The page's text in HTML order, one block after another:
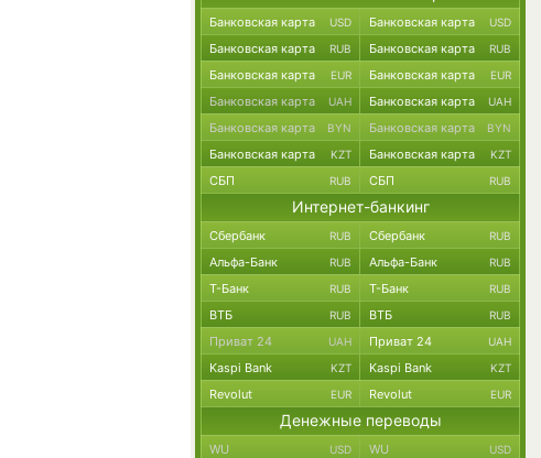
Банковская карта USD Банковская карта USD
Банковская карта RUB Банковская карта RUB
Банковская карта EUR Банковская карта EUR
Банковская карта UAH Банковская карта UAH
Банковская карта BYN Банковская карта BYN
Банковская карта KZT Банковская карта KZT
СБП RUB СБП RUB
Интернет-банкинг
Сбербанк RUB Сбербанк RUB
Альфа-Банк RUB Альфа-Банк RUB
Т-Банк RUB Т-Банк RUB
ВТБ RUB ВТБ RUB
Приват 24 UAH Приват 24 UAH
Kaspi Bank KZT Kaspi Bank KZT
Revolut EUR Revolut EUR
Денежные переводы
WU USD WU USD